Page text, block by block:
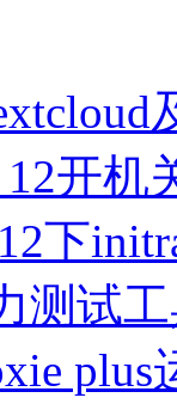
12开机
下
测试